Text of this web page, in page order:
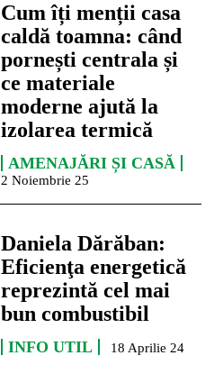
Cum îți menții casa
caldă toamna: când
pornești centrala și
ce materiale
moderne ajută la
izolarea termică
AMENAJĂRI ȘI CASĂ
2 Noiembrie 25
Daniela Dărăban:
Eficienţa energetică
reprezintă cel mai
bun combustibil
INFO UTIL 18 Aprilie 24